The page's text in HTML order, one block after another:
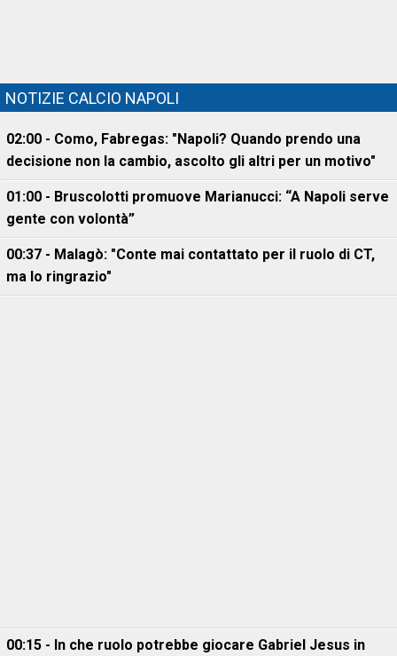
NOTIZIE CALCIO NAPOLI
02:00 - Como, Fabregas: "Napoli? Quando prendo una
decisione non la cambio, ascolto gli altri per un motivo"
01:00 - Bruscolotti promuove Marianucci: “A Napoli serve
gente con volontà”
00:37 - Malagò: "Conte mai contattato per il ruolo di CT,
ma lo ringrazio"
00:15 - In che ruolo potrebbe giocare Gabriel Jesus in